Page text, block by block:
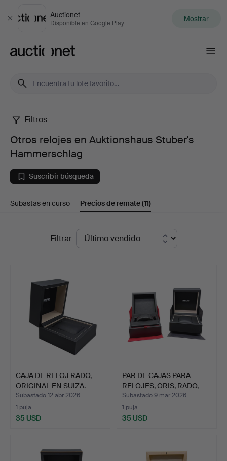
Cerrar
Auctionet
Disponible en Google Play Mostrar
Otros
relojes
en
Auktionshaus
Hammerschlag
Filtros
Otros relojes en Auktionshaus Stuber's
Hammerschlag
Suscribir búsqueda
Subastas en curso Precios de remate(11)
Filtrar
CAJA DE RELOJ RADO,
ORIGINAL EN SUIZA.
Subastado 12 abr 2026
1 puja
35 USD
PAR DE CAJAS PARA
RELOJES, ORIS, RADO,
SUI…
Subastado 9 mar 2026
1 puja
35 USD